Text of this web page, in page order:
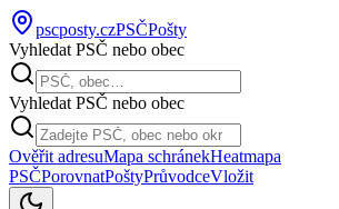
pscposty.czPSČPošty
Vyhledat PSČ nebo obec
Vyhledat PSČ nebo obec
Ověřit adresuMapa schránekHeatmapa
PSČPorovnatPoštyPrůvodceVložit